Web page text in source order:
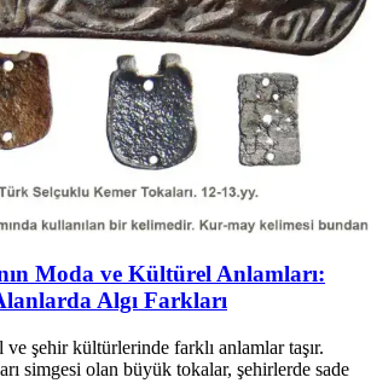
Moda ve Kültürel Anlamları:
Algı Farkları
ve şehir kültürlerinde farklı anlamlar taşır.
simgesi olan büyük tokalar, şehirlerde sade